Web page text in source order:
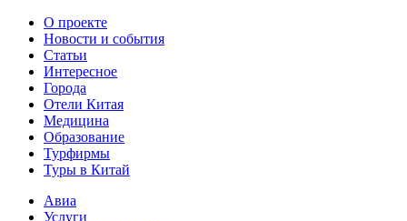
О проекте
Новости и события
Статьи
Интересное
Города
Отели Китая
Медицина
Образование
Турфирмы
Туры в Китай
Авиа
Услуги